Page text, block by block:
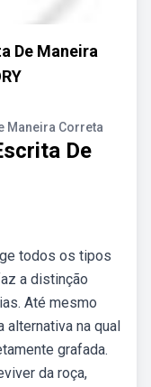
De Maneira
Maneira Correta
De
todos os tipos
a distinção
Até mesmo
alternativa na qual
grafada.
da roça,